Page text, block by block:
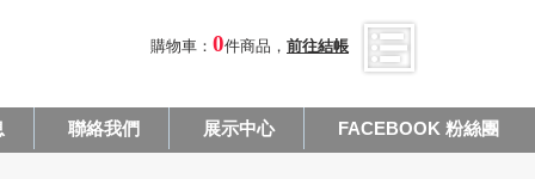
購物車： 0件商品， 前往結帳
聯絡我們 展示中心 FACEBOOK 粉絲團